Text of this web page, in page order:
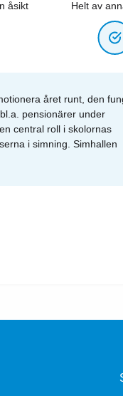
åsikt Helt av
året runt, den
pensionärer under
central roll i skolornas
i simning. Simhallen